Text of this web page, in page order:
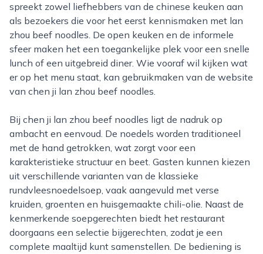
spreekt zowel liefhebbers van de chinese keuken aan
als bezoekers die voor het eerst kennismaken met lan
zhou beef noodles. De open keuken en de informele
sfeer maken het een toegankelijke plek voor een snelle
lunch of een uitgebreid diner. Wie vooraf wil kijken wat
er op het menu staat, kan gebruikmaken van de website
van chen ji lan zhou beef noodles.
Bij chen ji lan zhou beef noodles ligt de nadruk op
ambacht en eenvoud. De noedels worden traditioneel
met de hand getrokken, wat zorgt voor een
karakteristieke structuur en beet. Gasten kunnen kiezen
uit verschillende varianten van de klassieke
rundvleesnoedelsoep, vaak aangevuld met verse
kruiden, groenten en huisgemaakte chili-olie. Naast de
kenmerkende soepgerechten biedt het restaurant
doorgaans een selectie bijgerechten, zodat je een
complete maaltijd kunt samenstellen. De bediening is